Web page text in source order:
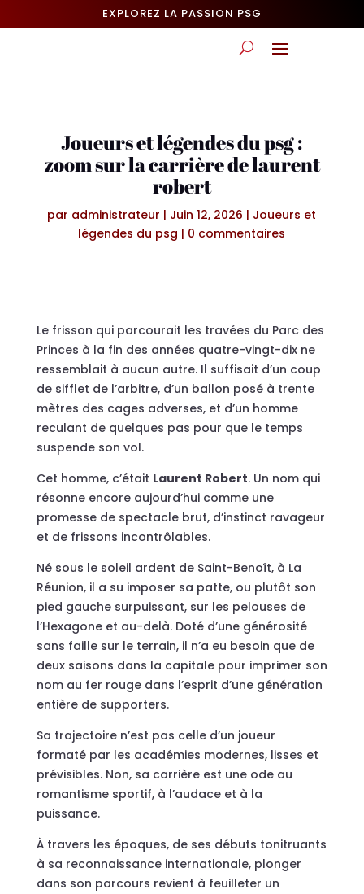
EXPLOREZ LA PASSION PSG
Joueurs et légendes du psg :
zoom sur la carrière de laurent
robert
par administrateur | Juin 12, 2026 | Joueurs et
légendes du psg | 0 commentaires
Le frisson qui parcourait les travées du Parc des
Princes à la fin des années quatre-vingt-dix ne
ressemblait à aucun autre. Il suffisait d’un coup
de sifflet de l’arbitre, d’un ballon posé à trente
mètres des cages adverses, et d’un homme
reculant de quelques pas pour que le temps
suspende son vol.
Cet homme, c’était Laurent Robert. Un nom qui
résonne encore aujourd’hui comme une
promesse de spectacle brut, d’instinct ravageur
et de frissons incontrôlables.
Né sous le soleil ardent de Saint-Benoît, à La
Réunion, il a su imposer sa patte, ou plutôt son
pied gauche surpuissant, sur les pelouses de
l’Hexagone et au-delà. Doté d’une générosité
sans faille sur le terrain, il n’a eu besoin que de
deux saisons dans la capitale pour imprimer son
nom au fer rouge dans l’esprit d’une génération
entière de supporters.
Sa trajectoire n’est pas celle d’un joueur
formaté par les académies modernes, lisses et
prévisibles. Non, sa carrière est une ode au
romantisme sportif, à l’audace et à la
puissance.
À travers les époques, de ses débuts tonitruants
à sa reconnaissance internationale, plonger
dans son parcours revient à feuilleter un